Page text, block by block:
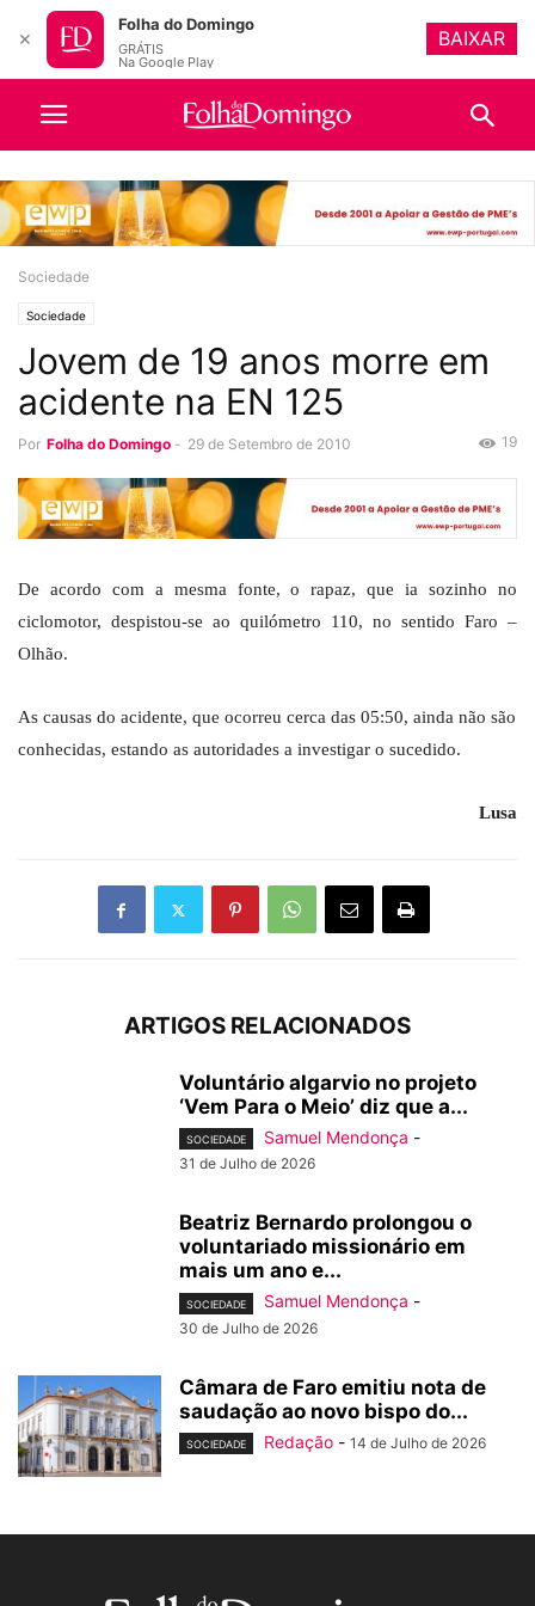
Sociedade
Sociedade
Jovem de 19 anos morre em
acidente na EN 125
Por Folha do Domingo - 29 de Setembro de 2010 19
De acordo com a mesma fonte, o rapaz, que ia sozinho no
ciclomotor, despistou-se ao quilómetro 110, no sentido Faro –
Olhão.
As causas do acidente, que ocorreu cerca das 05:50, ainda não são
conhecidas, estando as autoridades a investigar o sucedido.
Lusa
ARTIGOS RELACIONADOS
Voluntário algarvio no projeto
‘Vem Para o Meio’ diz que a...
SOCIEDADE Samuel Mendonça -
31 de Julho de 2026
Beatriz Bernardo prolongou o
voluntariado missionário em
mais um ano e...
SOCIEDADE Samuel Mendonça -
30 de Julho de 2026
Câmara de Faro emitiu nota de
saudação ao novo bispo do...
SOCIEDADE Redação - 14 de Julho de 2026
✕
Folha do Domingo
GRÁTIS
Na Google Play
BAIXAR